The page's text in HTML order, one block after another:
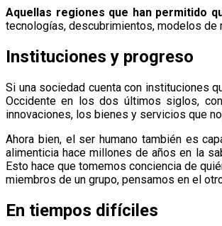
Aquellas regiones que han permitido
tecnologías, descubrimientos, modelos de
Instituciones y progreso
Si una sociedad cuenta con instituciones
Occidente en los dos últimos siglos,
innovaciones, los bienes y servicios que
Ahora bien, el ser humano también es
alimenticia hace millones de años en la
Esto hace que tomemos conciencia de
miembros de un grupo, pensamos en el
En tiempos difíciles